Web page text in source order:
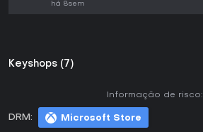
há 8sem
Keyshops (7)
DRM: Microsoft Store
Informação de risco: